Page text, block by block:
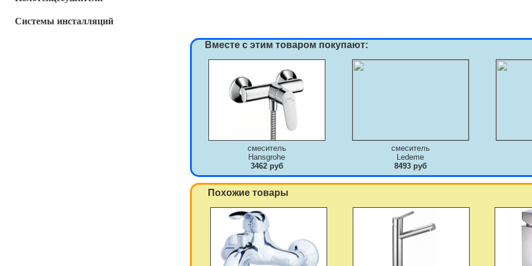
Системы инсталляций
Вместе с этим товаром покупают:
смеситель
Hansgrohe
3462 руб
смеситель
Ledeme
8493 руб
Похожие товары